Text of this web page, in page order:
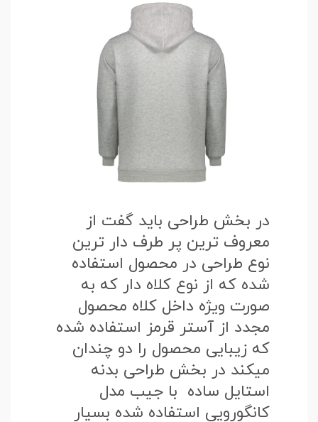
در بخش طراحی باید گفت از
معروف ترین پر طرف دار ترین
نوع طراحی در محصول استفاده
شده که از نوع کلاه دار که به
صورت ویژه داخل کلاه محصول
مجدد از آستر قرمز استفاده شده
که زیبایی محصول را دو چندان
میکند در بخش طراحی بدنه
استایل ساده با جیب مدل
کانگورویی استفاده شده بسیار